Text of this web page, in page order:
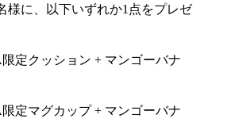
様に、以下いずれか1点をプレゼ
定クッション + マンゴーバナ
定マグカップ + マンゴーバナ